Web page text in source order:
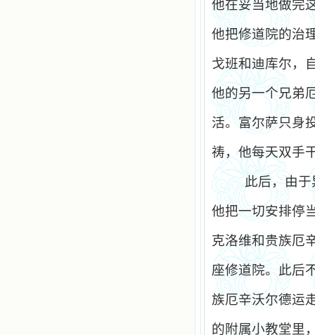
他在妥当地做完
他把修道院的治
戈班和迪库尔，
他的另一个兄弟
活。富尔萨只身
祷，他每天双手
此后，由
他把一切安排停
克洛维和贵族厄
座修道院。此后
族厄辛沃尔德运
的附属小教堂里